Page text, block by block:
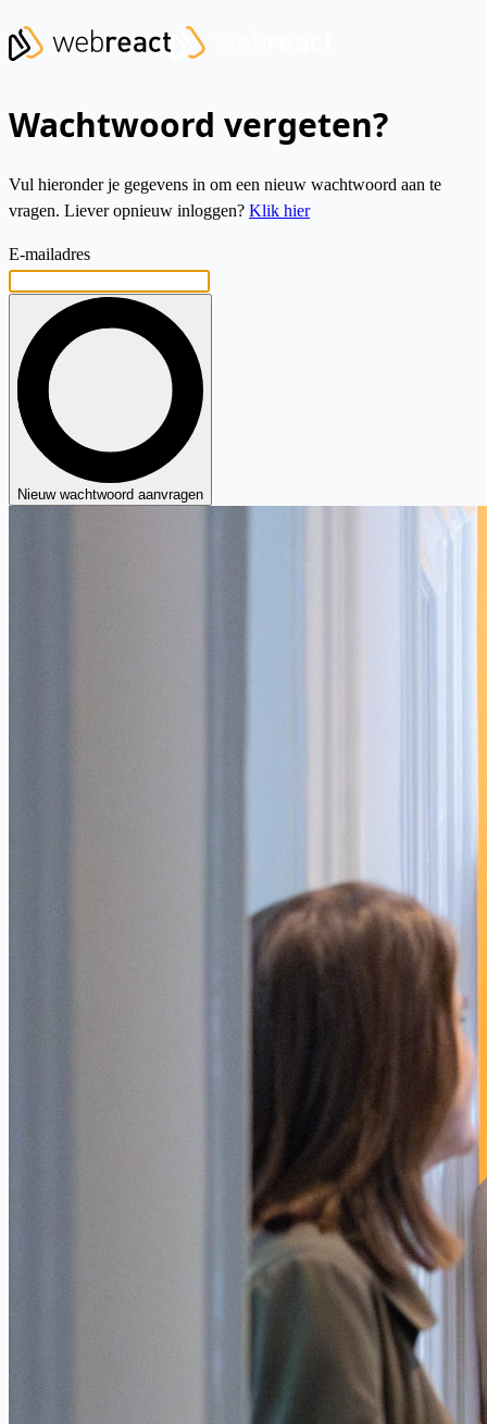
Wachtwoord vergeten?
Vul hieronder je gegevens in om een nieuw wachtwoord aan te
vragen. Liever opnieuw inloggen? Klik hier
E-mailadres
Nieuw wachtwoord aanvragen